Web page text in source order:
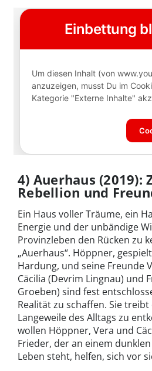
4) Auerhaus (2019):
Rebellion und
Ein Haus voller Träume, ein
Energie und der unbändige
Provinzleben den Rücken zu
„Auerhaus“. Höppner,
Hardung, und seine Freunde
Cäcilia (Devrim Lingnau) und
Groeben) sind fest
Realität zu schaffen. Sie
Langeweile des Alltags zu
wollen Höppner, Vera und
Frieder, der an einem
Leben steht, helfen, sich vor